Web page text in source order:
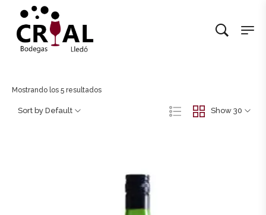
Mostrando los 5 resultados
Show 30
Sort by Default